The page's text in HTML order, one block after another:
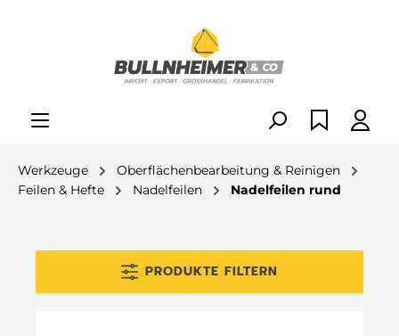
Werkzeuge
Oberflächenbearbeitung & Reinigen
Feilen & Hefte
Nadelfeilen Nadelfeilen rund
PRODUKTE FILTERN